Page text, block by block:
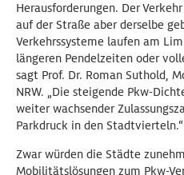
Herausforderungen. Der
auf der Straße aber derselbe
Verkehrssysteme laufen am
längeren Pendelzeiten oder
sagt Prof. Dr. Roman Suthold,
NRW. „Die steigende Pkw-
weiter wachsender
Parkdruck in den Stadtvierteln.“
Zwar würden die Städte
Mobilitätslösungen zum Pkw-